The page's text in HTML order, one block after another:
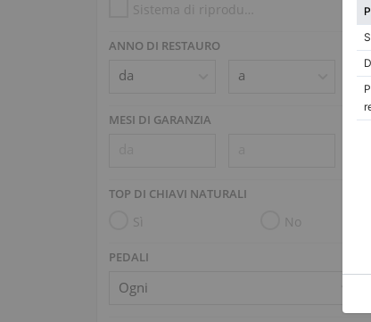
Sistema di riproduzione (es. Disklavier, PianoDisc)
ANNO DI RESTAURO
MESI DI GARANZIA
TOP DI CHIAVI NATURALI
Sì No
PEDALI